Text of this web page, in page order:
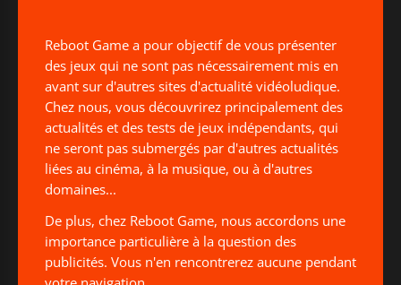
Reboot Game a pour objectif de vous présenter
des jeux qui ne sont pas nécessairement mis en
avant sur d'autres sites d'actualité vidéoludique.
Chez nous, vous découvrirez principalement des
actualités et des tests de jeux indépendants, qui
ne seront pas submergés par d'autres actualités
liées au cinéma, à la musique, ou à d'autres
domaines...
De plus, chez Reboot Game, nous accordons une
importance particulière à la question des
publicités. Vous n'en rencontrerez aucune pendant